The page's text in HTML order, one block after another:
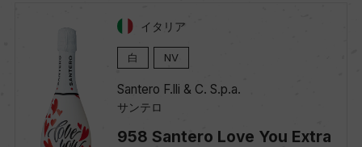
イタリア
白 NV
Santero F.lli & C. S.p.a.
サンテロ
958 Santero Love You Extra